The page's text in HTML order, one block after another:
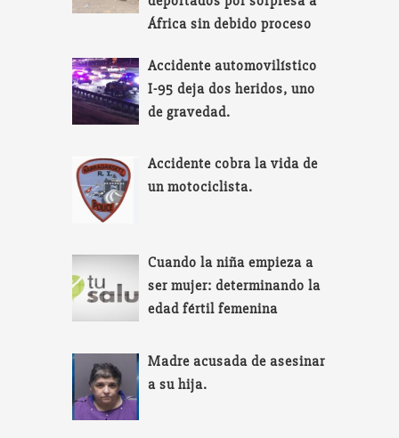
África sin debido proceso
Accidente automovilístico
I-95 deja dos heridos, uno
de gravedad.
Accidente cobra la vida de
un motociclista.
Cuando la niña empieza a
ser mujer: determinando la
edad fértil femenina
Madre acusada de asesinar
a su hija.